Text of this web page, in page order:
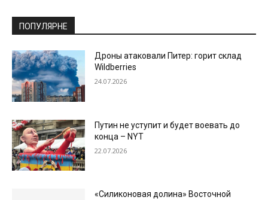
ПОПУЛЯРНЕ
Дроны атаковали Питер: горит склад
Wildberries
24.07.2026
Путин не уступит и будет воевать до
конца – NYT
22.07.2026
«Силиконовая долина» Восточной